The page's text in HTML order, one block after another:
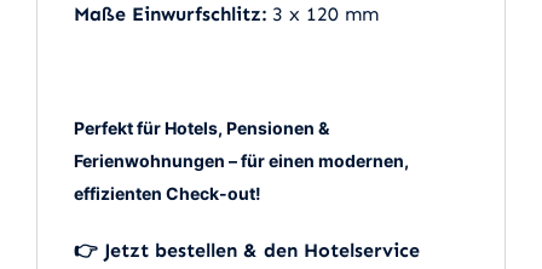
Maße Einwurfschlitz:3 x 120 mm
Perfekt für Hotels, Pensionen &
Ferienwohnungen – für einen modernen,
effizienten Check-out!
👉 Jetzt bestellen & den Hotelservice